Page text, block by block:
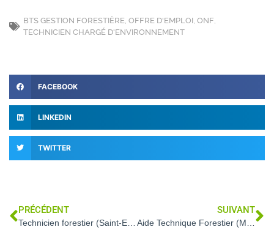
BTS GESTION FORESTIÈRE, OFFRE D'EMPLOI, ONF,
TECHNICIEN CHARGÉ D'ENVIRONNEMENT
FACEBOOK
LINKEDIN
TWITTER
PRÉCÉDENT
Technicien forestier (Saint-Etienne-du-Rouvray – 76)
SUIVANT
Aide Technique Forestier (Moulin – 87)